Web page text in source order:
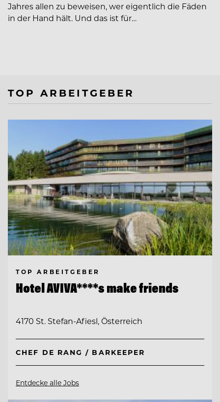
Jahres allen zu beweisen, wer eigentlich die Fäden
in der Hand hält. Und das ist für…
TOP ARBEITGEBER
TOP ARBEITGEBER
Hotel AVIVA****s make friends
4170 St. Stefan-Afiesl, Österreich
CHEF DE RANG / BARKEEPER
Entdecke alle Jobs